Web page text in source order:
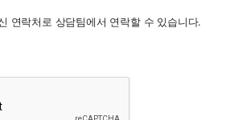
연락처로 상담팀에서 연락할 수 있습니다.